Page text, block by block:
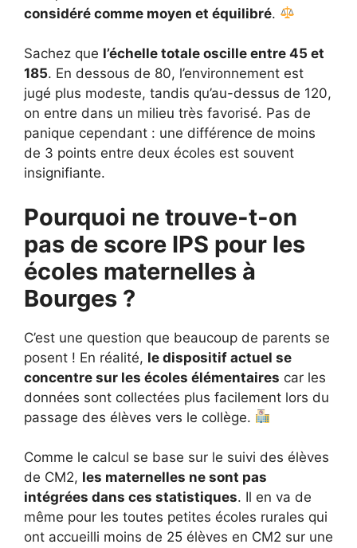
considéré comme moyen et équilibré.
Sachez que l’échelle totale oscille entre 45 et
185. En dessous de 80, l’environnement est
jugé plus modeste, tandis qu’au-dessus de 120,
on entre dans un milieu très favorisé. Pas de
panique cependant : une différence de moins
de 3 points entre deux écoles est souvent
insignifiante.
Pourquoi ne trouve-t-on
pas de score IPS pour les
écoles maternelles à
Bourges ?
C’est une question que beaucoup de parents se
posent ! En réalité, le dispositif actuel se
concentre sur les écoles élémentaires car les
données sont collectées plus facilement lors du
passage des élèves vers le collège.
Comme le calcul se base sur le suivi des élèves
de CM2, les maternelles ne sont pas
intégrées dans ces statistiques. Il en va de
même pour les toutes petites écoles rurales qui
ont accueilli moins de 25 élèves en CM2 sur une